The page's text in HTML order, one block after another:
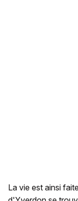
La vie est ainsi